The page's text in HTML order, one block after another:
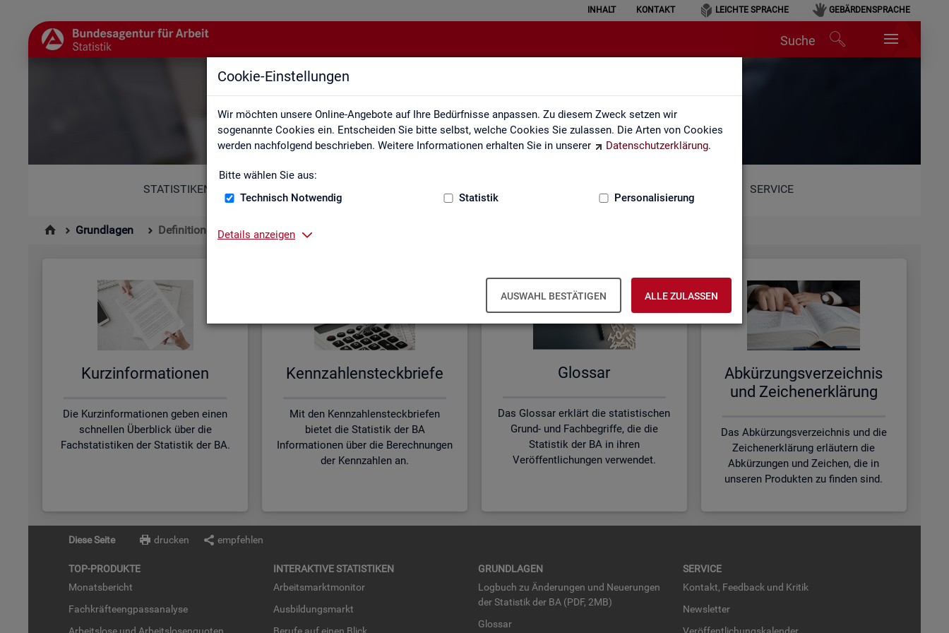
Cookie-Einstellungen
Wir möchten unsere Online-Angebote auf Ihre Bedürfnisse anpassen. Zu diesem Zweck setzen wir
sogenannte Cookies ein. Entscheiden Sie bitte selbst, welche Cookies Sie zulassen. Die Arten von Cookies
werden nachfolgend beschrieben. Weitere Informationen erhalten Sie in unserer
Datenschutzerklärung.
Bitte wählen Sie aus:
Technisch Notwendig
Statistik Personalisierung
Details anzeigen
AUSWAHL BESTÄTIGEN ALLE ZULASSEN
INHALT KONTAKT LEICHTE SPRACHE GEBÄRDENSPRACHE
Suche
Definitionen
STATISTIKEN SERVICE
Grundlagen Definitionen
Kurz­in­for­ma­tio­nen
Die Kurzinformationen geben einen
schnellen Überblick über die
Fachstatistiken der Statistik der BA.
Kenn­zah­len­steck­brie­fe
Mit den Kennzahlensteckbriefen
bietet die Statistik der BA
Informationen über die Berechnungen
der Kennzahlen an.
Glos­sar
Das Glossar erklärt die statistischen
Grund- und Fachbegriffe, die die
Statistik der BA in ihren
Veröffentlichungen verwendet.
Ab­kür­zungs­ver­zeich­nis
und Zei­chen­er­klä­rung
Das Abkürzungsverzeichnis und die
Zeichenerklärung erläutern die
Abkürzungen und Zeichen, die in
unseren Produkten zu finden sind.
Diese Seite drucken empfehlen
TOP-PRO­DUK­TE
Mo­nats­be­richt
Fach­kräf­te­eng­pass­ana­ly­se
IN­TER­AK­TI­VE STA­TIS­TI­KEN
Ar­beits­markt­mo­ni­tor
Aus­bil­dungs­markt
GRUND­LA­GEN
Log­buch zu Än­de­run­gen und Neue­run­gen
der Sta­tis­tik der BA (PDF, 2MB)
Glos­sar
SER­VICE
Kon­takt, Feed­back und Kri­tik
News­let­ter